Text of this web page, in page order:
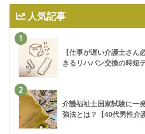
人気記事
1
【仕事が遅い介護士さん
きるリハパン交換の時短
2
介護福祉士国家試験に一
強法とは？【40代男性介